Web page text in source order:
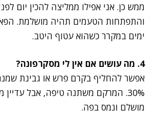
ממש כן. אני אפילו ממליצה להכין יום
ימים במקרר כשהוא עטוף היטב.
4. מה עושים אם אין לי מסקרפונה?
30%. המרקם משתנה טיפה, אבל עדיין
מושלם ונמס בפה.